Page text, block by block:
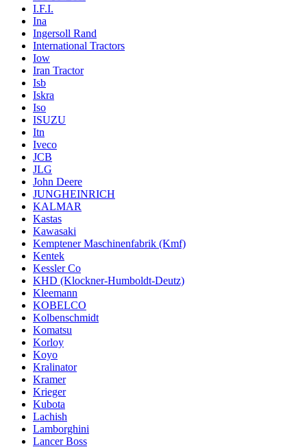
I.F.I.
Ina
Ingersoll Rand
International Tractors
Iow
Iran Tractor
Isb
Iskra
Iso
ISUZU
Itn
Iveco
JCB
JLG
John Deere
JUNGHEINRICH
KALMAR
Kastas
Kawasaki
Kemptener Maschinenfabrik (Kmf)
Kentek
Kessler Co
KHD (Klockner-Humboldt-Deutz)
Kleemann
KOBELCO
Kolbenschmidt
Komatsu
Korloy
Koyo
Kralinator
Kramer
Krieger
Kubota
Lachish
Lamborghini
Lancer Boss